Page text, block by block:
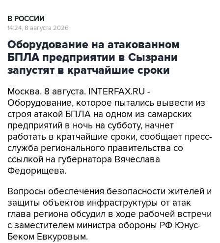
В РОССИИ
14:24, 8 августа 2026
Оборудование на атакованном
БПЛА предприятии в Сызрани
запустят в кратчайшие сроки
Москва. 8 августа. INTERFAX.RU -
Оборудование, которое пытались вывести из
строя атакой БПЛА на одном из самарских
предприятий в ночь на субботу, начнет
работать в кратчайшие сроки, сообщает пресс-
служба регионального правительства со
ссылкой на губернатора Вячеслава
Федорищева.
Вопросы обеспечения безопасности жителей и
защиты объектов инфраструктуры от атак
глава региона обсудил в ходе рабочей встречи
с заместителем министра обороны РФ Юнус-
Беком Евкуровым.